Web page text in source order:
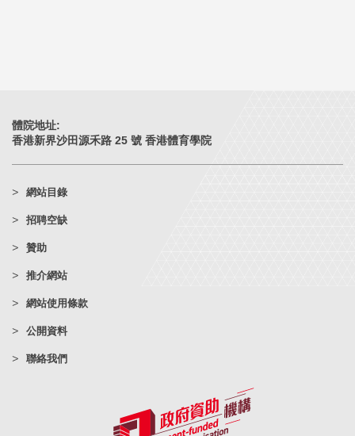
體院地址:
香港新界沙田源禾路 25 號 香港體育學院
網站目錄
招聘空缺
贊助
推介網站
網站使用條款
公開資料
聯絡我們